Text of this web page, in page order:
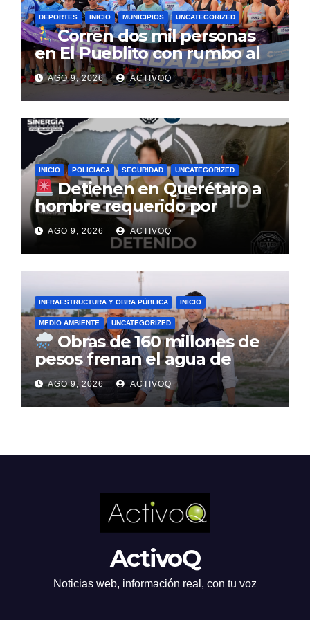
DEPORTES INICIO MUNICIPIOS UNCATEGORIZED
Corren dos mil personas
en El Pueblito con rumbo al
Querétaro Maratón 2026
AGO 9, 2026 ACTIVOQ
INICIO POLICIACA SEGURIDAD UNCATEGORIZED
Detienen en Querétaro a
hombre requerido por
autoridades de la Ciudad de
México
AGO 9, 2026 ACTIVOQ
INFRAESTRUCTURA Y OBRA PÚBLICA INICIO
MEDIO AMBIENTE UNCATEGORIZED
Obras de 160 millones de
pesos frenan el agua de
lluvia en Querétaro
AGO 9, 2026 ACTIVOQ
ActivoQ
Noticias web, información real, con tu voz